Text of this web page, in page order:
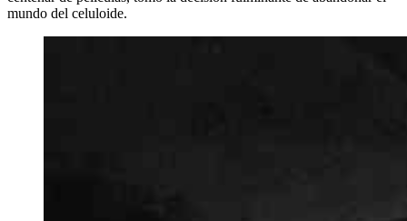
mundo del celuloide.